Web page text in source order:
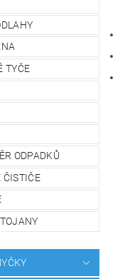
TYČE
ODPADKŮ
ČISTIČE